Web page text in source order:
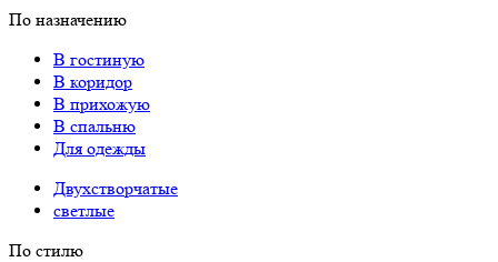
По назначению
В гостиную
В коридор
В прихожую
В спальню
Для одежды
Двухстворчатые
светлые
По стилю